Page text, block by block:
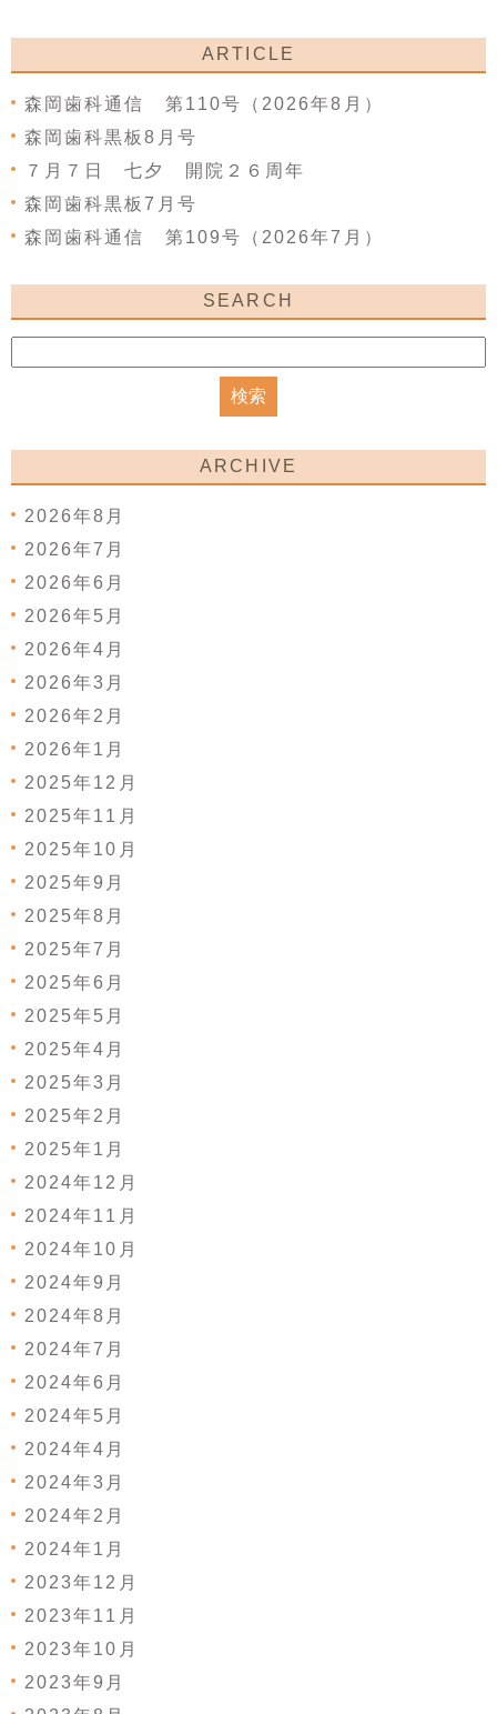
ARTICLE
森岡歯科通信 第110号（2026年8月）
森岡歯科黒板8月号
７月７日 七夕 開院２６周年
森岡歯科黒板7月号
森岡歯科通信 第109号（2026年7月）
SEARCH
ARCHIVE
2026年8月
2026年7月
2026年6月
2026年5月
2026年4月
2026年3月
2026年2月
2026年1月
2025年12月
2025年11月
2025年10月
2025年9月
2025年8月
2025年7月
2025年6月
2025年5月
2025年4月
2025年3月
2025年2月
2025年1月
2024年12月
2024年11月
2024年10月
2024年9月
2024年8月
2024年7月
2024年6月
2024年5月
2024年4月
2024年3月
2024年2月
2024年1月
2023年12月
2023年11月
2023年10月
2023年9月